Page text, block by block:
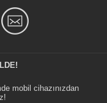
mobil cihazınızdan